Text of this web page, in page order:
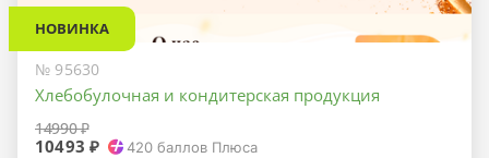
НОВИНКА
№ 95630
Хлебобулочная и кондитерская продукция
14990 ₽
10493 ₽ 420 баллов Плюса